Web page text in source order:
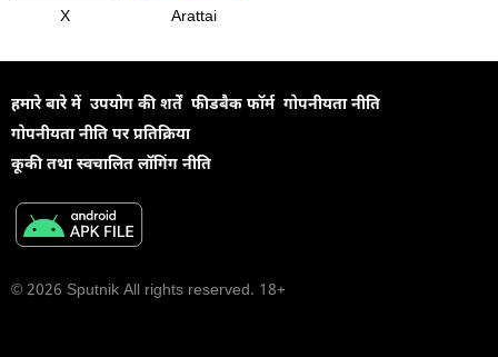
X Arattai
हमारे बारे में उपयोग की शर्तें फीडबैक फॉर्म गोपनीयता नीति
गोपनीयता नीति पर प्रतिक्रिया
कूकी तथा स्वचालित लॉगिंग नीति
© 2026 Sputnik All rights reserved. 18+